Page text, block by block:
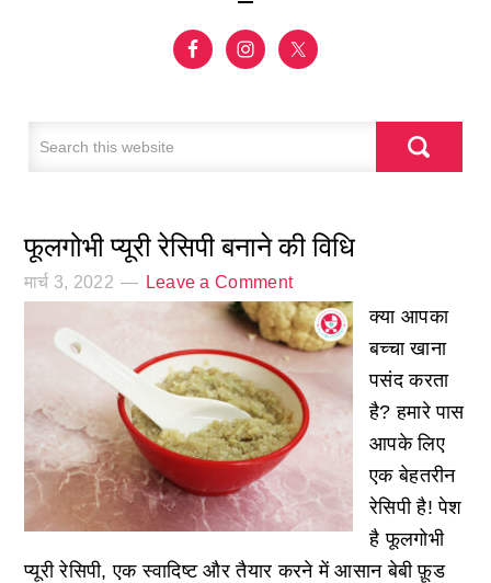
फूलगोभी प्यूरी रेसिपी बनाने की विधि
मार्च 3, 2022 Leave a Comment
क्या आपका
बच्चा खाना
पसंद करता
है? हमारे पास
आपके लिए
एक बेहतरीन
रेसिपी है! पेश
है फूलगोभी
प्यूरी रेसिपी, एक स्वादिष्ट और तैयार करने में आसान बेबी फ़ूड